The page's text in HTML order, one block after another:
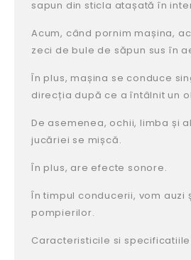
sapun din sticla atașată în
Acum, când pornim mașina,
zeci de bule de săpun sus în
În plus, mașina se conduce
direcția după ce a întâlnit un
De asemenea, ochii, limba și
jucăriei se mișcă.
În plus, are efecte sonore.
În timpul conducerii, vom auzi
pompierilor.
Caracteristicile si